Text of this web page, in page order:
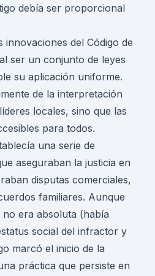
debía ser proporcional
innovaciones del Código de
ser un conjunto de leyes
su aplicación uniforme.
de la interpretación
locales, sino que las
para todos.
una serie de
aseguraban la justicia en
disputas comerciales,
familiares. Aunque
no era absoluta (había
social del infractor y
marcó el inicio de la
práctica que persiste en